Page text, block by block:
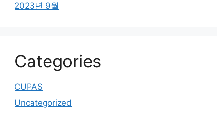
2023년 9월
Categories
CUPAS
Uncategorized